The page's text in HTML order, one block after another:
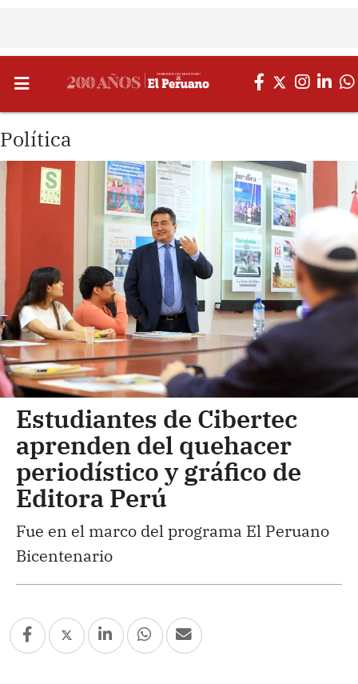
Política
Estudiantes de Cibertec
aprenden del quehacer
periodístico y gráfico de
Editora Perú
Fue en el marco del programa El Peruano
Bicentenario